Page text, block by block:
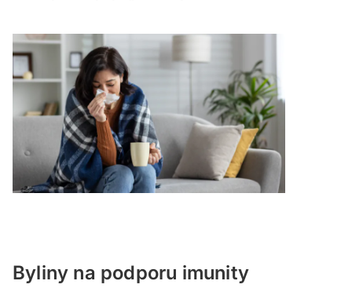
Byliny na podporu imunity